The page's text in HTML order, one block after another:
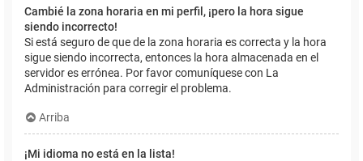
Cambié la zona horaria en mi perfil, ¡pero la hora sigue
siendo incorrecto!
Si está seguro de que de la zona horaria es correcta y la hora
sigue siendo incorrecta, entonces la hora almacenada en el
servidor es errónea. Por favor comuníquese con La
Administración para corregir el problema.
Arriba
¡Mi idioma no está en la lista!